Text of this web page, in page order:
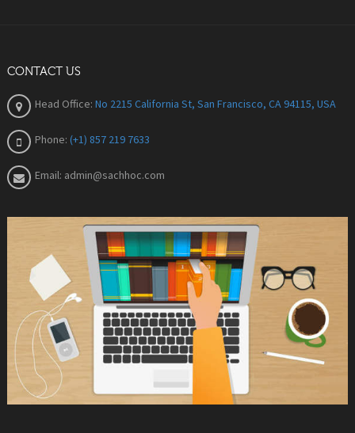
CONTACT US
Head Office: No 2215 California St, San Francisco, CA 94115, USA
Phone: (+1) 857 219 7633
Email: admin@sachhoc.com